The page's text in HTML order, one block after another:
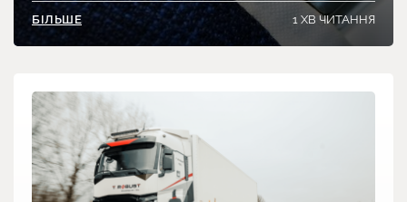
БІЛЬШЕ 1 ХВ ЧИТАННЯ